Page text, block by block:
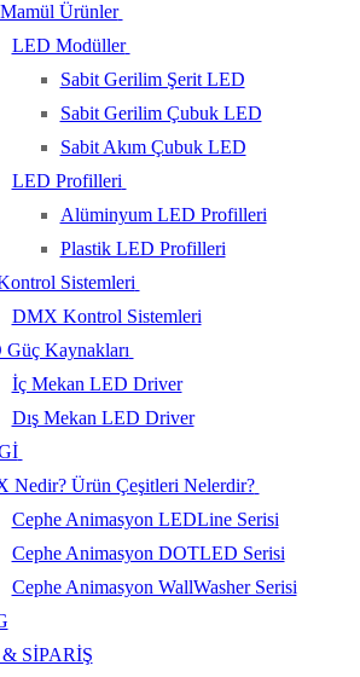
Mamül Ürünler
LED Modüller
Sabit Gerilim Şerit LED
Sabit Gerilim Çubuk LED
Sabit Akım Çubuk LED
LED Profilleri
Alüminyum LED Profilleri
Plastik LED Profilleri
Sistemleri
DMX Kontrol Sistemleri
Kaynakları
İç Mekan LED Driver
Dış Mekan LED Driver
Nedir? Ürün Çeşitleri Nelerdir?
Cephe Animasyon LEDLine Serisi
Cephe Animasyon DOTLED Serisi
Cephe Animasyon WallWasher Serisi
SİPARİŞ